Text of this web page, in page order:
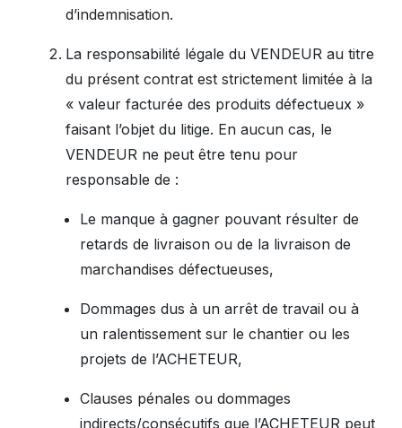
d’indemnisation.
La responsabilité légale du VENDEUR au titre
du présent contrat est strictement limitée à la
« valeur facturée des produits défectueux »
faisant l’objet du litige. En aucun cas, le
VENDEUR ne peut être tenu pour
responsable de :
Le manque à gagner pouvant résulter de
retards de livraison ou de la livraison de
marchandises défectueuses,
Dommages dus à un arrêt de travail ou à
un ralentissement sur le chantier ou les
projets de l’ACHETEUR,
Clauses pénales ou dommages
indirects/consécutifs que l’ACHETEUR peut